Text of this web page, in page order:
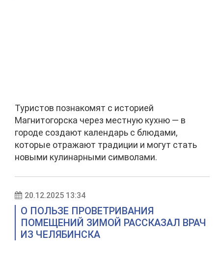
Туристов познакомят с историей
Магнитогорска через местную кухню — в
городе создают календарь с блюдами,
которые отражают традиции и могут стать
новыми кулинарными символами.
20.12.2025 13:34
О ПОЛЬЗЕ ПРОВЕТРИВАНИЯ
ПОМЕЩЕНИЙ ЗИМОЙ РАССКАЗАЛ ВРАЧ
ИЗ ЧЕЛЯБИНСКА